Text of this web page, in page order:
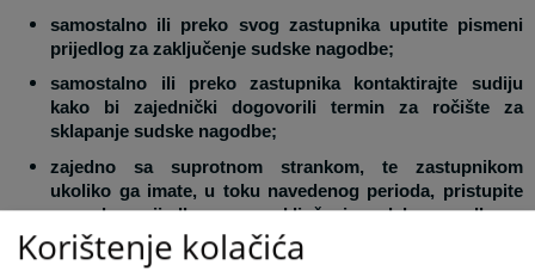
samostalno ili preko svog zastupnika uputite pismeni
prijedlog za zaključenje sudske nagodbe;
samostalno ili preko zastupnika kontaktirajte sudiju
kako bi zajednički dogovorili termin za ročište za
sklapanje sudske nagodbe;
zajedno sa suprotnom strankom, te zastupnikom
ukoliko ga imate, u toku navedenog perioda, pristupite
na sud sa prijedlogom za zaključenje sudske nagodbe.
Prednosti sudske nagodbe
Korištenje kolačića